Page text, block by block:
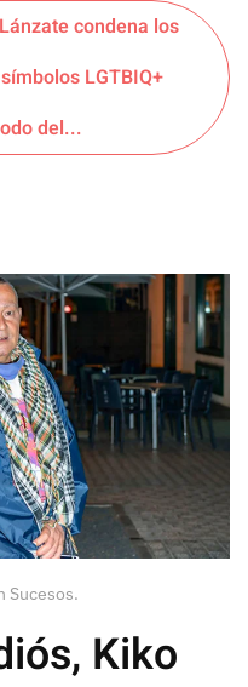
condena los
LGTBIQ+
del...
Sucesos.
Kiko